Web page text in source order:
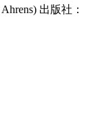
出版社：